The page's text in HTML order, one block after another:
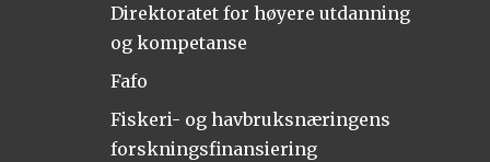
Direktoratet for høyere utdanning
og kompetanse
Fafo
Fiskeri- og havbruksnæringens
forskningsfinansiering